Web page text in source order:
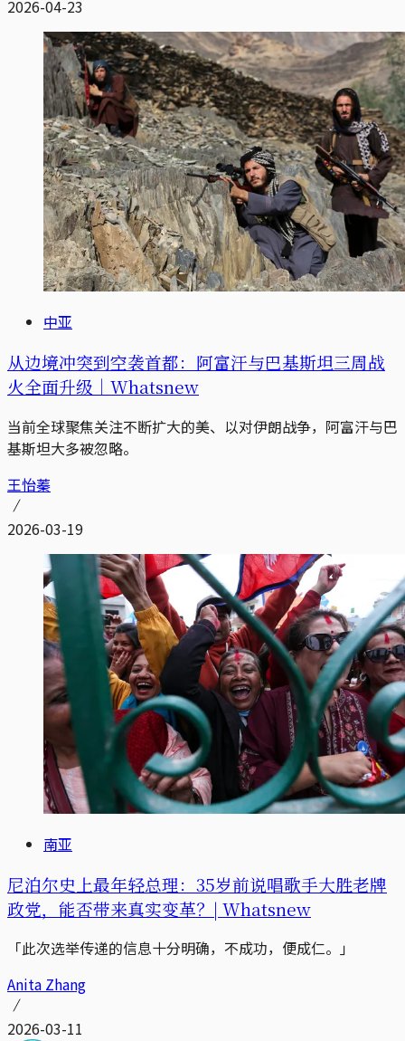
2026-04-23
中亚
从边境冲突到空袭首都：阿富汗与巴基斯坦三周战
火全面升级｜Whatsnew
当前全球聚焦关注不断扩大的美、以对伊朗战争，阿富汗与巴
基斯坦大多被忽略。
王怡蓁
2026-03-19
南亚
尼泊尔史上最年轻总理：35岁前说唱歌手大胜老牌
政党，能否带来真实变革？| Whatsnew
「此次选举传递的信息十分明确，不成功，便成仁。」
Anita Zhang
2026-03-11